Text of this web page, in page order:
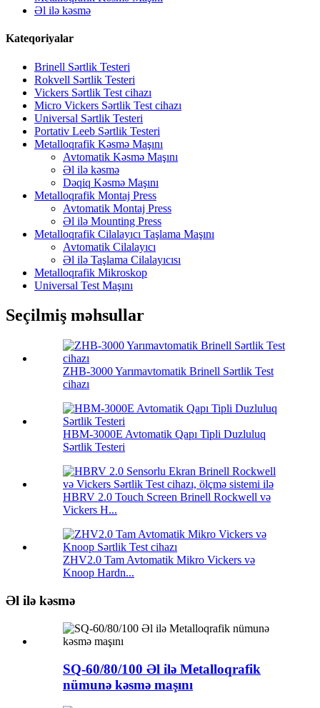
Əl ilə kəsmə
Kateqoriyalar
Brinell Sərtlik Testeri
Rokvell Sərtlik Testeri
Vickers Sərtlik Test cihazı
Micro Vickers Sərtlik Test cihazı
Universal Sərtlik Testeri
Portativ Leeb Sərtlik Testeri
Metalloqrafik Kəsmə Maşını
Avtomatik Kəsmə Maşını
Əl ilə kəsmə
Dəqiq Kəsmə Maşını
Metalloqrafik Montaj Press
Avtomatik Montaj Press
Əl ilə Mounting Press
Metalloqrafik Cilalayıcı Taşlama Maşını
Avtomatik Cilalayıcı
Əl ilə Taşlama Cilalayıcısı
Metalloqrafik Mikroskop
Universal Test Maşını
Seçilmiş məhsullar
ZHB-3000 Yarımavtomatik Brinell Sərtlik Test
cihazı
HBM-3000E Avtomatik Qapı Tipli Duzluluq
Sərtlik Testeri
HBRV 2.0 Touch Screen Brinell Rockwell və
Vickers H...
ZHV2.0 Tam Avtomatik Mikro Vickers və
Knoop Hardn...
Əl ilə kəsmə
SQ-60/80/100 Əl ilə Metalloqrafik
nümunə kəsmə maşını